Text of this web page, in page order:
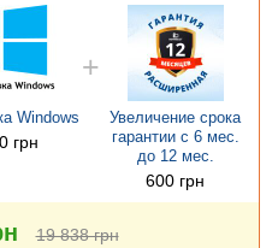
Windows
грн
Увеличение срока
гарантии с 6 мес.
до 12 мес.
600 грн
19 838 грн